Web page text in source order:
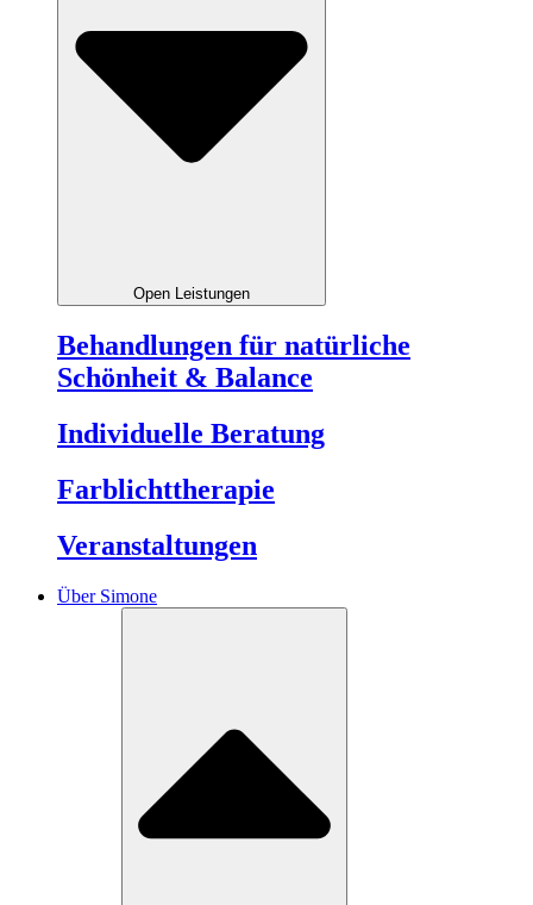
Open Leistungen
Behandlungen für natürliche
Schönheit & Balance
Individuelle Beratung
Farblichttherapie
Veranstaltungen
Über Simone